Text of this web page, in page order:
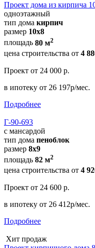
Проект дома из кирпича
одноэтажный
тип дома кирпич
размер 10х8
площадь 80 м2
цена строительства от 4
Проект от 24 000 р.
в ипотеку от 26 197р/мес.
Подробнее
Г-90-693
с мансардой
тип дома пеноблок
размер 8x9
площадь 82 м2
цена строительства от 4
Проект от 24 600 р.
в ипотеку от 26 412р/мес.
Подробнее
Хит продаж